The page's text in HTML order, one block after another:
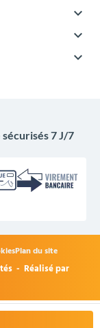



7 J/7
- Réalisé par
Plan du site